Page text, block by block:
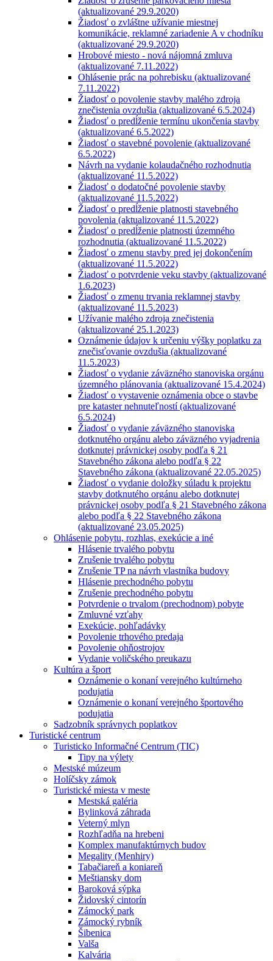
(aktualizované 29.9.2020)
Žiadosť o zvláštne užívanie miestnej
komunikácie, reklamné zariadenie A v chodníku
(aktualizované 29.9.2020)
Hrobové miesto - nová nájomná zmluva
(aktualizované 7.11.2022)
Ohlásenie prác na pohrebisku (aktualizované
7.11.2022)
Žiadosť o povolenie stavby malého zdroja
znečistenia ovzdušia (aktualizované 6.5.2024)
Žiadosť o predĺženie termínu ukončenia stavby
(aktualizované 6.5.2022)
Žiadosť o stavebné povolenie (aktualizované
6.5.2022)
Návrh na vydanie kolaudačného rozhodnutia
(aktualizované 11.5.2022)
Žiadosť o dodatočné povolenie stavby
(aktualizované 11.5.2022)
Žiadosť o predĺženie platnosti stavebného
povolenia (aktualizované 11.5.2022)
Žiadosť o predĺženie platnosti územného
rozhodnutia (aktualizované 11.5.2022)
Žiadosť o zmenu stavby pred jej dokončením
(aktualizované 11.5.2022)
Žiadosť o potvrdenie veku stavby (aktualizované
1.6.2023)
Žiadosť o zmenu trvania reklamnej stavby
(aktualizované 11.5.2023)
Užívanie malého zdroja znečistenia
(aktualizované 25.1.2023)
Oznámenie údajov k určeniu výšky poplatku za
znečisťovanie ovzdušia (aktualizované
11.5.2023)
Žiadosť o vydanie záväzného stanoviska orgánu
územného plánovania (aktualizované 15.4.2024)
Žiadosť o vystavenie oznámenia obce o stavbe
pre kataster nehnuteľností (aktualizované
6.5.2024)
Žiadosť o vydanie záväzného stanoviska
dotknutého orgánu alebo záväzného vyjadrenia
dotknutej právnickej osoby podľa § 21
Stavebného zákona alebo podľa § 22
Stavebného zákona (aktualizované 22.05.2025)
Žiadosť o vydanie doložky súladu k projektu
stavby dotknutého orgánu alebo dotknutej
právnickej osoby podľa § 21 Stavebného zákona
alebo podľa § 22 Stavebného zákona
(aktualizované 23.05.2025)
Ohlásenie pobytu, rozhlas, exekúcie a iné
Hlásenie trvalého pobytu
Zrušenie trvalého pobytu
Zrušenie TP na návrh vlastníka budovy
Hlásenie prechodného pobytu
Zrušenie prechodného pobytu
Potvrdenie o trvalom (prechodnom) pobyte
Zmluvné vzťahy
Exekúcie, pohľadávky
Povolenie trhového predaja
Povolenie ohňostrojov
Vydanie voličského preukazu
Kultúra a šport
Oznámenie o konaní verejného kultúrneho
podujatia
Oznámenie o konaní verejného športového
podujatia
Sadzobník správnych poplatkov
Turistické centrum
Turisticko Informačné Centrum (TIC)
Tipy na výlety
Mestské múzeum
Holíčsky zámok
Turistické miesta v meste
Mestská galéria
Bylinková záhrada
Veterný mlyn
Rozhľadňa na hrebeni
Komplex manufaktúrnych budov
Megality (Menhiry)
Tabačiareň a koniareň
Meštiansky dom
Baroková sýpka
Židovský cintorín
Zámocký park
Zámocký rybník
Šibenica
Valša
Kalvária